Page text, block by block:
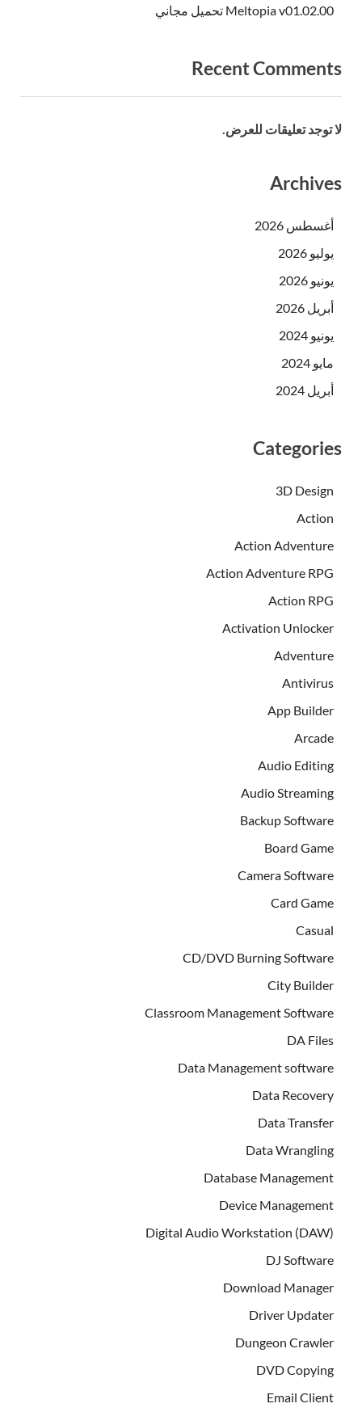
Meltopia v01.02.00 تحميل مجاني
Recent Comments
لا توجد تعليقات للعرض.
Archives
أغسطس 2026
يوليو 2026
يونيو 2026
أبريل 2026
يونيو 2024
مايو 2024
أبريل 2024
Categories
3D Design
Action
Action Adventure
Action Adventure RPG
Action RPG
Activation Unlocker
Adventure
Antivirus
App Builder
Arcade
Audio Editing
Audio Streaming
Backup Software
Board Game
Camera Software
Card Game
Casual
CD/DVD Burning Software
City Builder
Classroom Management Software
DA Files
Data Management software
Data Recovery
Data Transfer
Data Wrangling
Database Management
Device Management
Digital Audio Workstation (DAW)
DJ Software
Download Manager
Driver Updater
Dungeon Crawler
DVD Copying
Email Client